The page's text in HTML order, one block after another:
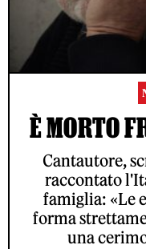
È MORTO
Cantautore,
raccontato
famiglia: «Le
forma
una